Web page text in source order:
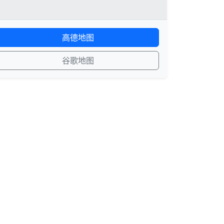
高德地图
谷歌地图